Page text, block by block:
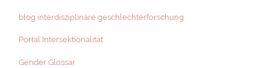
blog interdisziplinäre geschlechterforschung
Portal Intersektionalität
Gender Glossar